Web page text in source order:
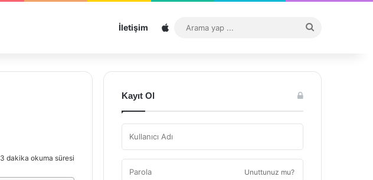
İletişim Sitemap
...
3 dakika okuma süresi
Kayıt Ol
Unuttunuz mu?